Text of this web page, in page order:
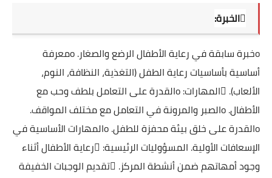
الخبرة:
oخبرة سابقة في رعاية الأطفال الرضع والصغار. oمعرفة
أساسية بأساسيات رعاية الطفل (التغذية، النظافة، النوم،
الألعاب). المهارات: oالقدرة على التعامل بلطف وحب مع
الأطفال. oالصبر والمرونة في التعامل مع مختلف المواقف.
oالقدرة على خلق بيئة محفزة للطفل. oالمهارات الأساسية في
الإسعافات الأولية. المسؤوليات الرئيسية: رعاية الأطفال أثناء
وجود أمهاتهم ضمن أنشطة المركز. تقديم الوجبات الخفيفة